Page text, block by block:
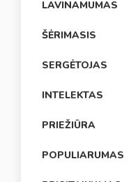
LAVINAMUMAS
ŠĖRIMASIS
SERGĖTOJAS
INTELEKTAS
PRIEŽIŪRA
POPULIARUMAS